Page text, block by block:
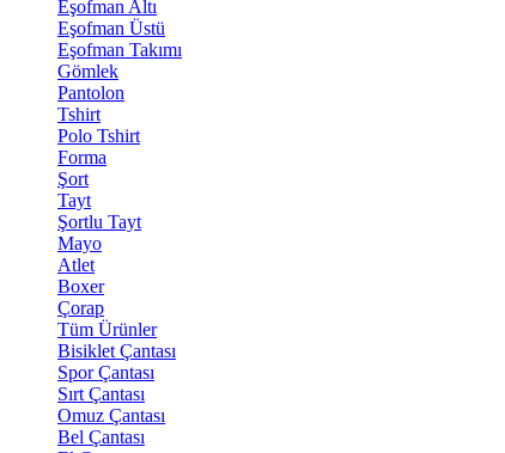
Eşofman Altı
Eşofman Üstü
Eşofman Takımı
Gömlek
Pantolon
Tshirt
Polo Tshirt
Forma
Şort
Tayt
Şortlu Tayt
Mayo
Atlet
Boxer
Çorap
Tüm Ürünler
Bisiklet Çantası
Spor Çantası
Sırt Çantası
Omuz Çantası
Bel Çantası